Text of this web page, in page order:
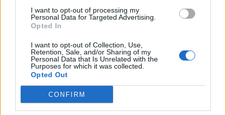
I want to opt-out of processing my
Personal Data for Targeted Advertising.
Opted In
I want to opt-out of Collection, Use,
Retention, Sale, and/or Sharing of my
Personal Data that Is Unrelated with the
Purposes for which it was collected.
Opted Out
CONFIRM
García Aguado, ex deportista profesional y
presentador de diversos programas de
televisión.